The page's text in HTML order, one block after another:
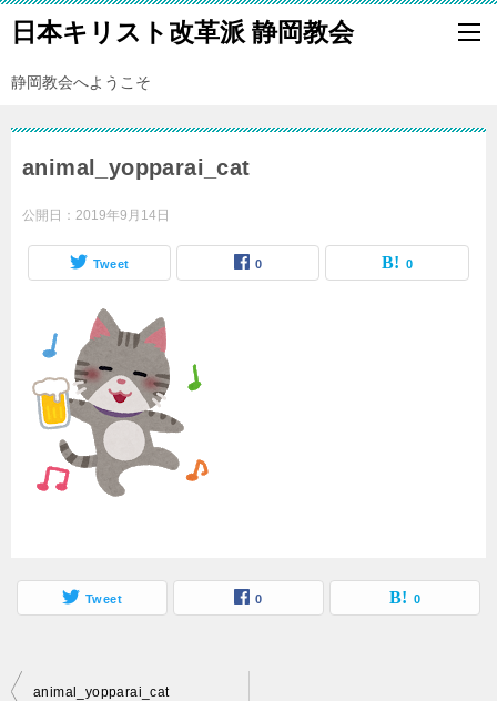
日本キリスト改革派 静岡教会
静岡教会へようこそ
animal_yopparai_cat
公開日： 2019年9月14日
Tweet 0 0
Tweet 0 0
投
animal_yopparai_cat